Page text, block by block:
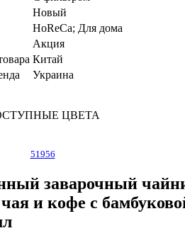
Новый
HoReCa; Для дома
Акция
Китай
Украина
ЦВЕТА
51956
заварочный
и кофе с